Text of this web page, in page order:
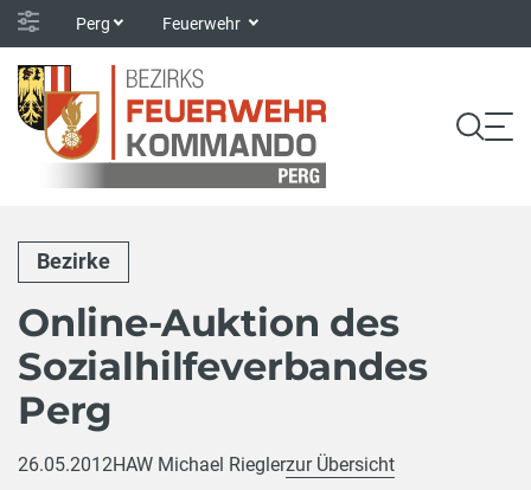
Perg Feuerwehr
Bezirke
Online-Auktion des
Sozialhilfeverbandes
Perg
26.05.2012HAW Michael Rieglerzur Übersicht